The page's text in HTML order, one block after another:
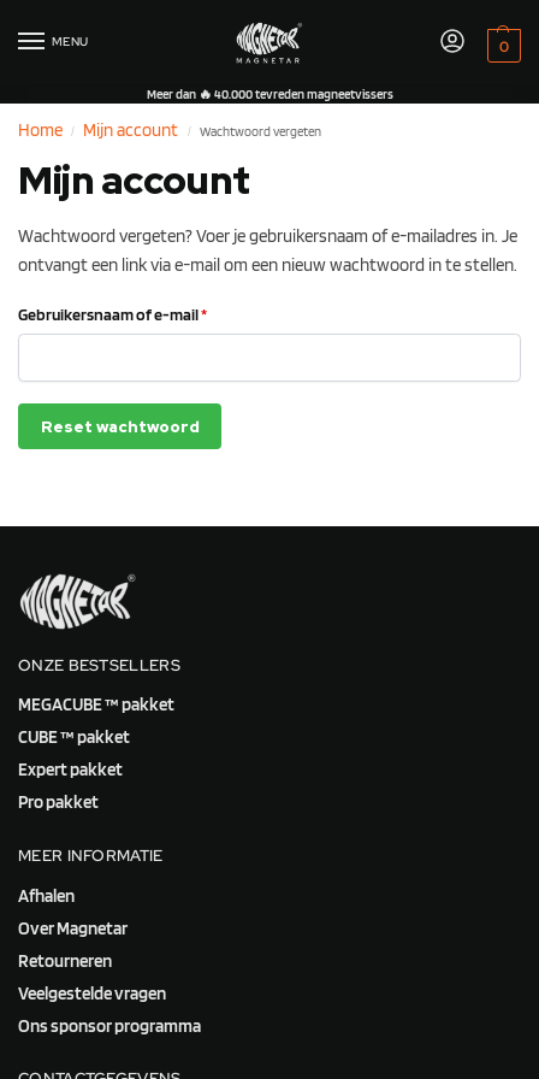
MENU 0
Meer dan 🔥 40.000 tevreden magneetvissers
Home / Mijn account / Wachtwoord vergeten
Mijn account
Wachtwoord vergeten? Voer je gebruikersnaam of e-mailadres in. Je
ontvangt een link via e-mail om een nieuw wachtwoord in te stellen.
Gebruikersnaam of e-mail*
Reset wachtwoord
ONZE BESTSELLERS
MEGACUBE ™ pakket
CUBE ™ pakket
Expert pakket
Pro pakket
MEER INFORMATIE
Afhalen
Over Magnetar
Retourneren
Veelgestelde vragen
Ons sponsor programma